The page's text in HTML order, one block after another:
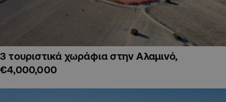
3 τουριστικά χωράφια στην Αλαμινό,
€4,000,000